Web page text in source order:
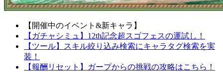
【開催中のイベント&新キャラ】
【ガチャシミュ】12th記念超スゴフェスの運試し！
【ツール】スキル絞り込み検索にキャラタグ検索を実
装！
【報酬リセット】ガープからの挑戦の攻略はこちら！